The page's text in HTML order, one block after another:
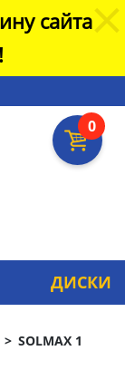
сайта
0
ДИСКИ
SOLMAX 1